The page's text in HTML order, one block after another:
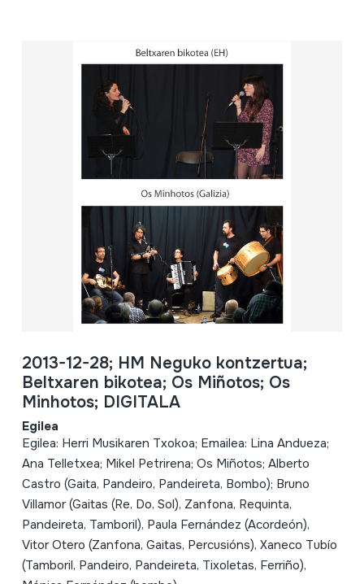
2013-12-28; HM Neguko kontzertua;
Beltxaren bikotea; Os Miñotos; Os
Minhotos; DIGITALA
Egilea
Egilea: Herri Musikaren Txokoa; Emailea: Lina Andueza;
Ana Telletxea; Mikel Petrirena; Os Miñotos; Alberto
Castro (Gaita, Pandeiro, Pandeireta, Bombo); Bruno
Villamor (Gaitas (Re, Do, Sol), Zanfona, Requinta,
Pandeireta, Tamboril), Paula Fernández (Acordeón),
Vitor Otero (Zanfona, Gaitas, Percusións), Xaneco Tubío
(Tamboril, Pandeiro, Pandeireta, Tixoletas, Ferriño),